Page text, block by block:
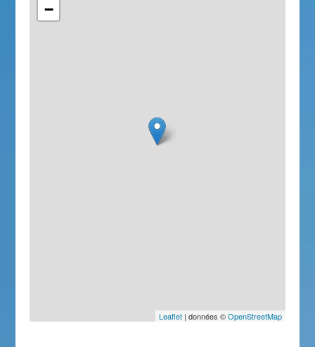
−
Leaflet| données ©OpenStreetMap